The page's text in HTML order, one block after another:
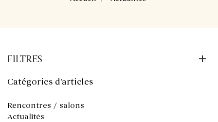
FILTRES
Catégories d'articles
Rencontres / salons
Actualités